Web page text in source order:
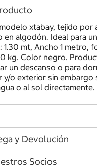
xtabay, tejido por
en algodón. Ideal para
1.30 mt, Ancho 1 metro,
kg. Color negro.
un descanso o para
y/o exterior sin embargo
o al sol
y Devolución
Socios